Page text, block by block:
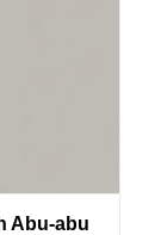
Abu-abu